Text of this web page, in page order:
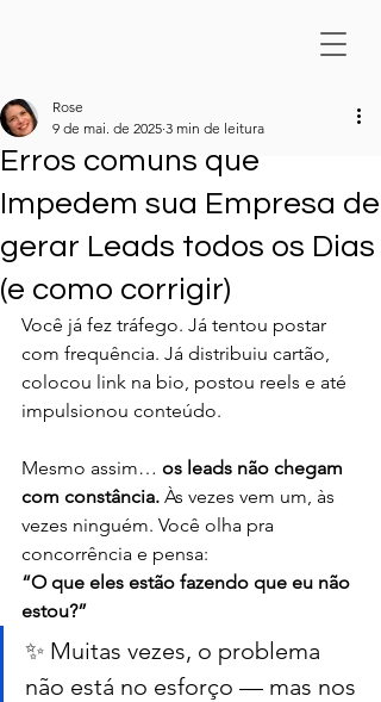
Erros comuns que
Impedem sua Empresa de
gerar Leads todos os Dias
(e como corrigir)
Rose
9 de mai. de 2025 3 min de leitura
Você já fez tráfego. Já tentou postar
com frequência. Já distribuiu cartão,
colocou link na bio, postou reels e até
impulsionou conteúdo.
Mesmo assim… os leads não chegam
com constância. Às vezes vem um, às
vezes ninguém. Você olha pra
concorrência e pensa:
“O que eles estão fazendo que eu não
estou?”
✨ Muitas vezes, o problema
não está no esforço — mas nos